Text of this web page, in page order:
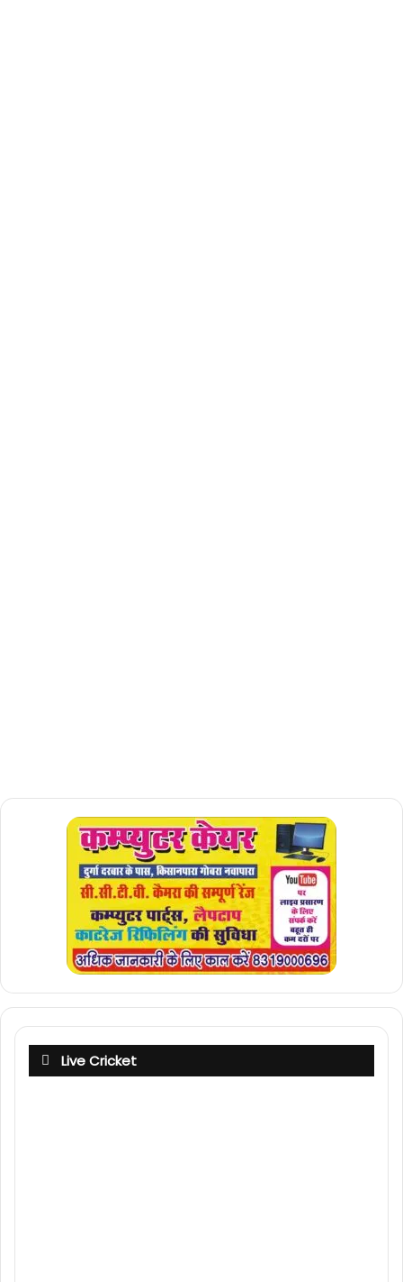
Live Cricket